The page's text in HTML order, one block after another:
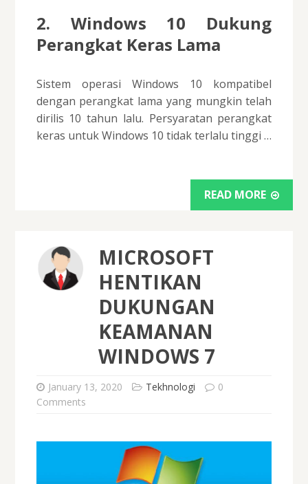
2. Windows 10 Dukung
Perangkat Keras Lama
Sistem operasi Windows 10 kompatibel
dengan perangkat lama yang mungkin telah
dirilis 10 tahun lalu. Persyaratan perangkat
keras untuk Windows 10 tidak terlalu tinggi …
READ MORE
MICROSOFT
HENTIKAN
DUKUNGAN
KEAMANAN
WINDOWS 7
January 13, 2020 Tekhnologi
0
Comments